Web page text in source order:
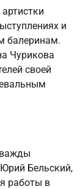
и
балеринам.
Чурикова
своей
Бельский,
работы в